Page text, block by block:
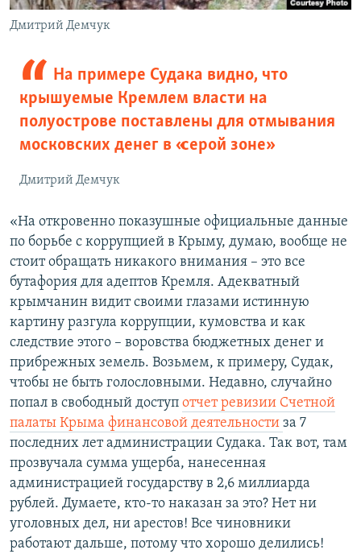
Дмитрий Демчук
На примере Судака видно, что
крышуемые Кремлем власти на
полуострове поставлены для отмывания
московских денег в «серой зоне»
Дмитрий Демчук
«На откровенно показушные официальные данные
по борьбе с коррупцией в Крыму, думаю, вообще не
стоит обращать никакого внимания – это все
бутафория для адептов Кремля. Адекватный
крымчанин видит своими глазами истинную
картину разгула коррупции, кумовства и как
следствие этого – воровства бюджетных денег и
прибрежных земель. Возьмем, к примеру, Судак,
чтобы не быть голословными. Недавно, случайно
попал в свободный доступ отчет ревизии Счетной
палаты Крыма финансовой деятельности за 7
последних лет администрации Судака. Так вот, там
прозвучала сумма ущерба, нанесенная
администрацией государству в 2,6 миллиарда
рублей. Думаете, кто-то наказан за это? Нет ни
уголовных дел, ни арестов! Все чиновники
работают дальше, потому что хорошо делились!